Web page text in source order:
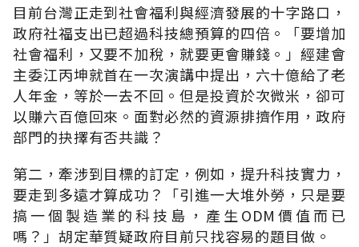
目前台灣正走到社會福利與經濟發展的十字路口，
政府社福支出已超過科技總預算的四倍。「要增加
社會福利，又要不加稅，就要更會賺錢。」經建會
主委江丙坤就首在一次演講中提出，六十億給了老
人年金，等於一去不回。但是投資於次微米，卻可
以賺六百億回來。面對必然的資源排擠作用，政府
部門的抉擇有否共識？
第二，牽涉到目標的訂定，例如，提升科技實力，
要走到多遠才算成功？「引進一大堆外勞，只是要
搞一個製造業的科技島，產生ODM價值而已
嗎？」胡定華質疑政府目前只找容易的題目做。